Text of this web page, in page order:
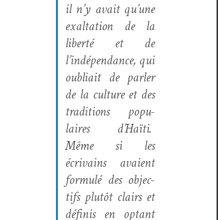
il n’y avait qu’une
exal­ta­tion de la
lib­erté et de
l’indépen­dance, qui
oubli­ait de par­ler
de la cul­ture et des
tra­di­tions pop­u­
laires d’Haïti.
Même si les
écrivains avaient
for­mulé des objec­
tifs plutôt clairs et
défi­nis en optant